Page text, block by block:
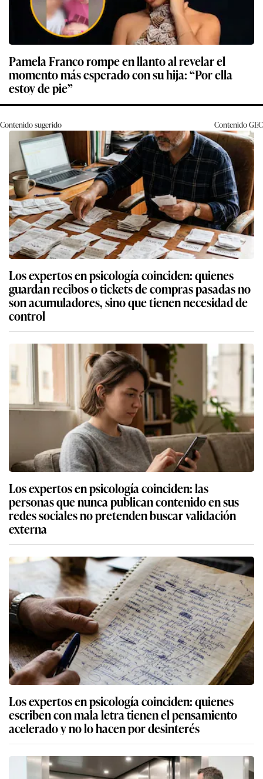
Pamela Franco rompe en llanto al revelar el
momento más esperado con su hija: “Por ella
estoy de pie”
Contenido sugerido ContenidoGEC
Los expertos en psicología coinciden: quienes
guardan recibos o tickets de compras pasadas no
son acumuladores, sino que tienen necesidad de
control
Los expertos en psicología coinciden: las
personas que nunca publican contenido en sus
redes sociales no pretenden buscar validación
externa
Los expertos en psicología coinciden: quienes
escriben con mala letra tienen el pensamiento
acelerado y no lo hacen por desinterés